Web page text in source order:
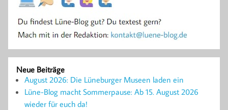
Neue Beiträge
August 2026: Die Lüneburger Museen laden ein
Lüne-Blog macht Sommerpause: Ab 15. August 2026
wieder für euch da!